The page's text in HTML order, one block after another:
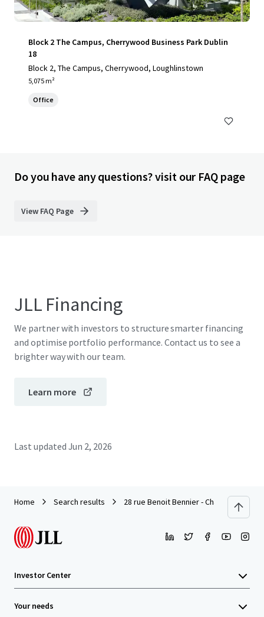
Block 2 The Campus, Cherrywood Business Park Dublin
18
Block 2, The Campus, Cherrywood, Loughlinstown
5,075 m²
Office
Do you have any questions? visit our FAQ page
View FAQ Page
JLL Financing
We partner with investors to structure smarter financing
and optimise portfolio performance. Contact us to see a
brighter way with our team.
Learn more
Last updated Jun 2, 2026
Home Search results 28 rue Benoit Bennier - Charbonnière -
Investor Center
Your needs